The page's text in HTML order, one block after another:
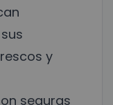
y
seguras